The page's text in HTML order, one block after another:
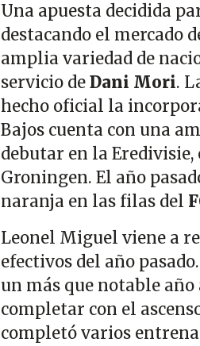
Una apuesta decidida
destacando el mercado
amplia variedad de
servicio deDani Mori.
hecho oficial la
Bajos cuenta con una
debutar en la
Groningen. El año
naranja en las filas del
Leonel Miguel viene a
efectivos del año pasado.
un más que notable año
completar con el
completó varios